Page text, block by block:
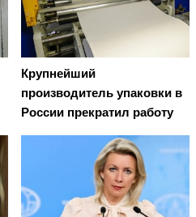
Крупнейший
производитель упаковки в
России прекратил работу